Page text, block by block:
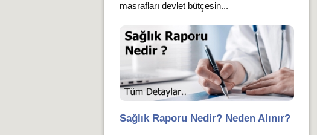
masrafları devlet bütçesin...
Sağlık Raporu Nedir? Neden Alınır?